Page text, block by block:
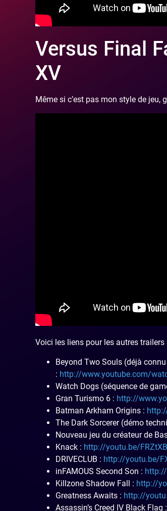
Versus Final
XV
Même si c’est pas mon style de jeu,
Voici les liens pour les autres
Beyond Two Souls (déjà
: http://www.youtube.com/
Watch Dogs (séquence de
Gran Turismo 6 : http://
Batman Arkham Origins :
The Dark Sorcerer (démo
Nouveau jeu du créateur de
Knack : http://youtu.be/
DRIVECLUB : http://youtu.be/
inFAMOUS Second Son :
Killzone Shadow Fall : http://
Greatness Awaits : http://
Assassin’s Creed IV Black Flag :